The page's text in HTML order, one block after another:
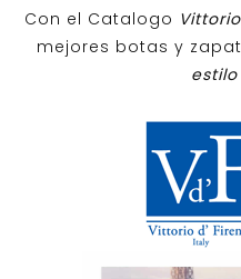
Con el Catalogo
mejores botas y